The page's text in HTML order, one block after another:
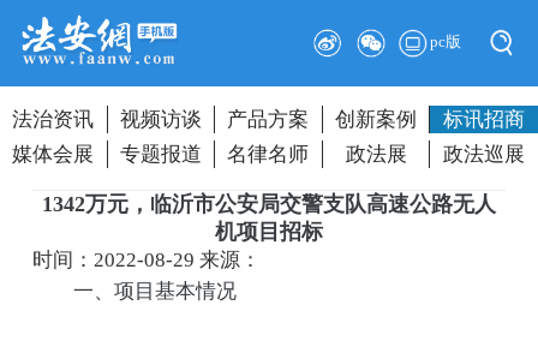
pc版
法治资讯 视频访谈 产品方案 创新案例
标讯招商
媒体会展
专题报道 名律名师 政法展 政法巡展
1342万元，临沂市公安局交警支队高速公路无人
机项目招标
时间：2022-08-29来源：
一、项目基本情况